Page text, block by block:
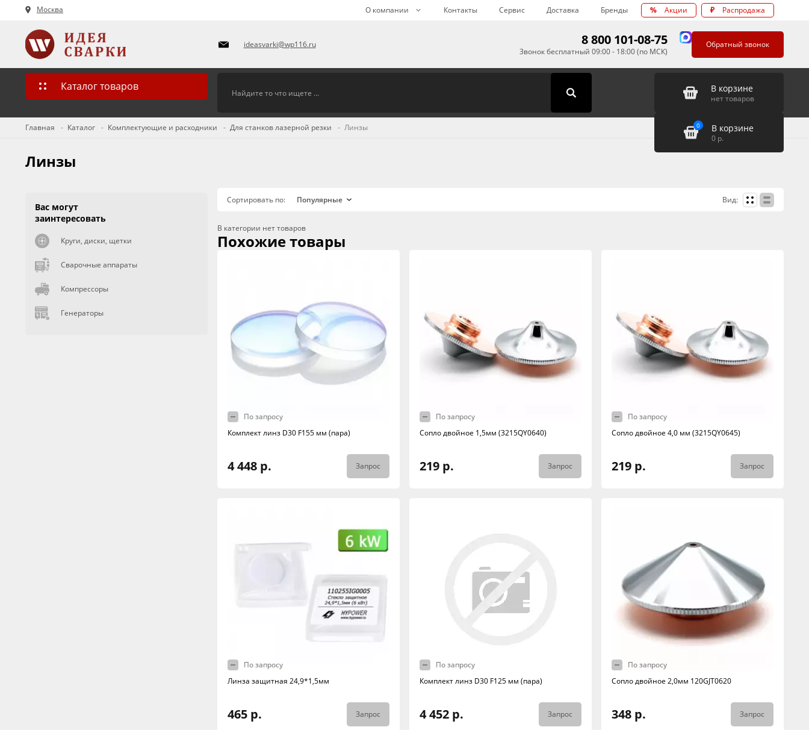
Москва О компании Контакты Сервис Доставка Бренды % Акции ₽ Распродажа
ideasvarki@wp116.ru 8 800 101-08-75
Звонок бесплатный 09:00 - 18:00 (по МСК)
Обратный звонок
Каталог товаров В корзине
нет товаров
0 В корзине
0 р.
Главная Каталог Комплектующие и расходники Для станков лазерной резки Линзы
Линзы
Сортировать по: Вид:
В категории нет товаров
Похожие товары
По запросу
Комплект линз D30 F155 мм (пара)
4 448 р. Запрос
По запросу
Сопло двойное 1,5мм (3215QY0640)
219 р. Запрос
По запросу
Сопло двойное 4,0 мм (3215QY0645)
219 р. Запрос
По запросу
Линза защитная 24,9*1,5мм
465 р. Запрос
По запросу
Комплект линз D30 F125 мм (пара)
4 452 р. Запрос
По запросу
Сопло двойное 2,0мм 120GJT0620
348 р. Запрос
Вас могут
заинтересовать
Круги, диски, щетки
Сварочные аппараты
Компрессоры
Генераторы